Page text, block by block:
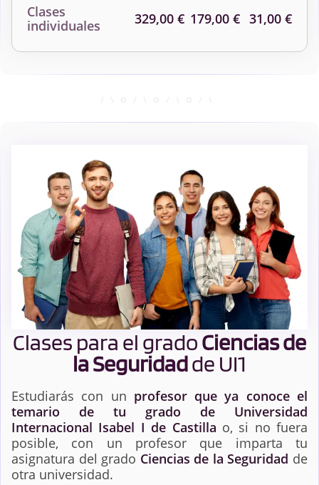
Clases
individuales
329,00 € 179,00 € 31,00 €
Clases para el gradoCiencias de
la Seguridadde UI1
Estudiarás con un profesor que ya conoce el
temario de tu grado de Universidad
Internacional Isabel I de Castilla o, si no fuera
posible, con un profesor que imparta tu
asignatura del grado Ciencias de la Seguridad de
otra universidad.